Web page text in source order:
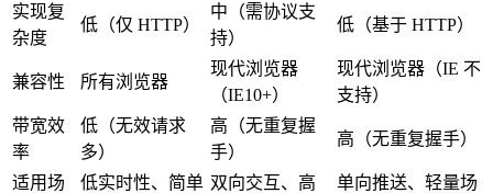
实现复
杂度
低（仅 HTTP）
中（需协议支
持）
低（基于 HTTP）
兼容性 所有浏览器
现代浏览器
（IE10+）
现代浏览器（IE 不
支持）
带宽效
率
低（无效请求
多）
高（无重复握
手）
高（无重复握手）
适用场
低实时性、简单 双向交互、高
单向推送、轻量场